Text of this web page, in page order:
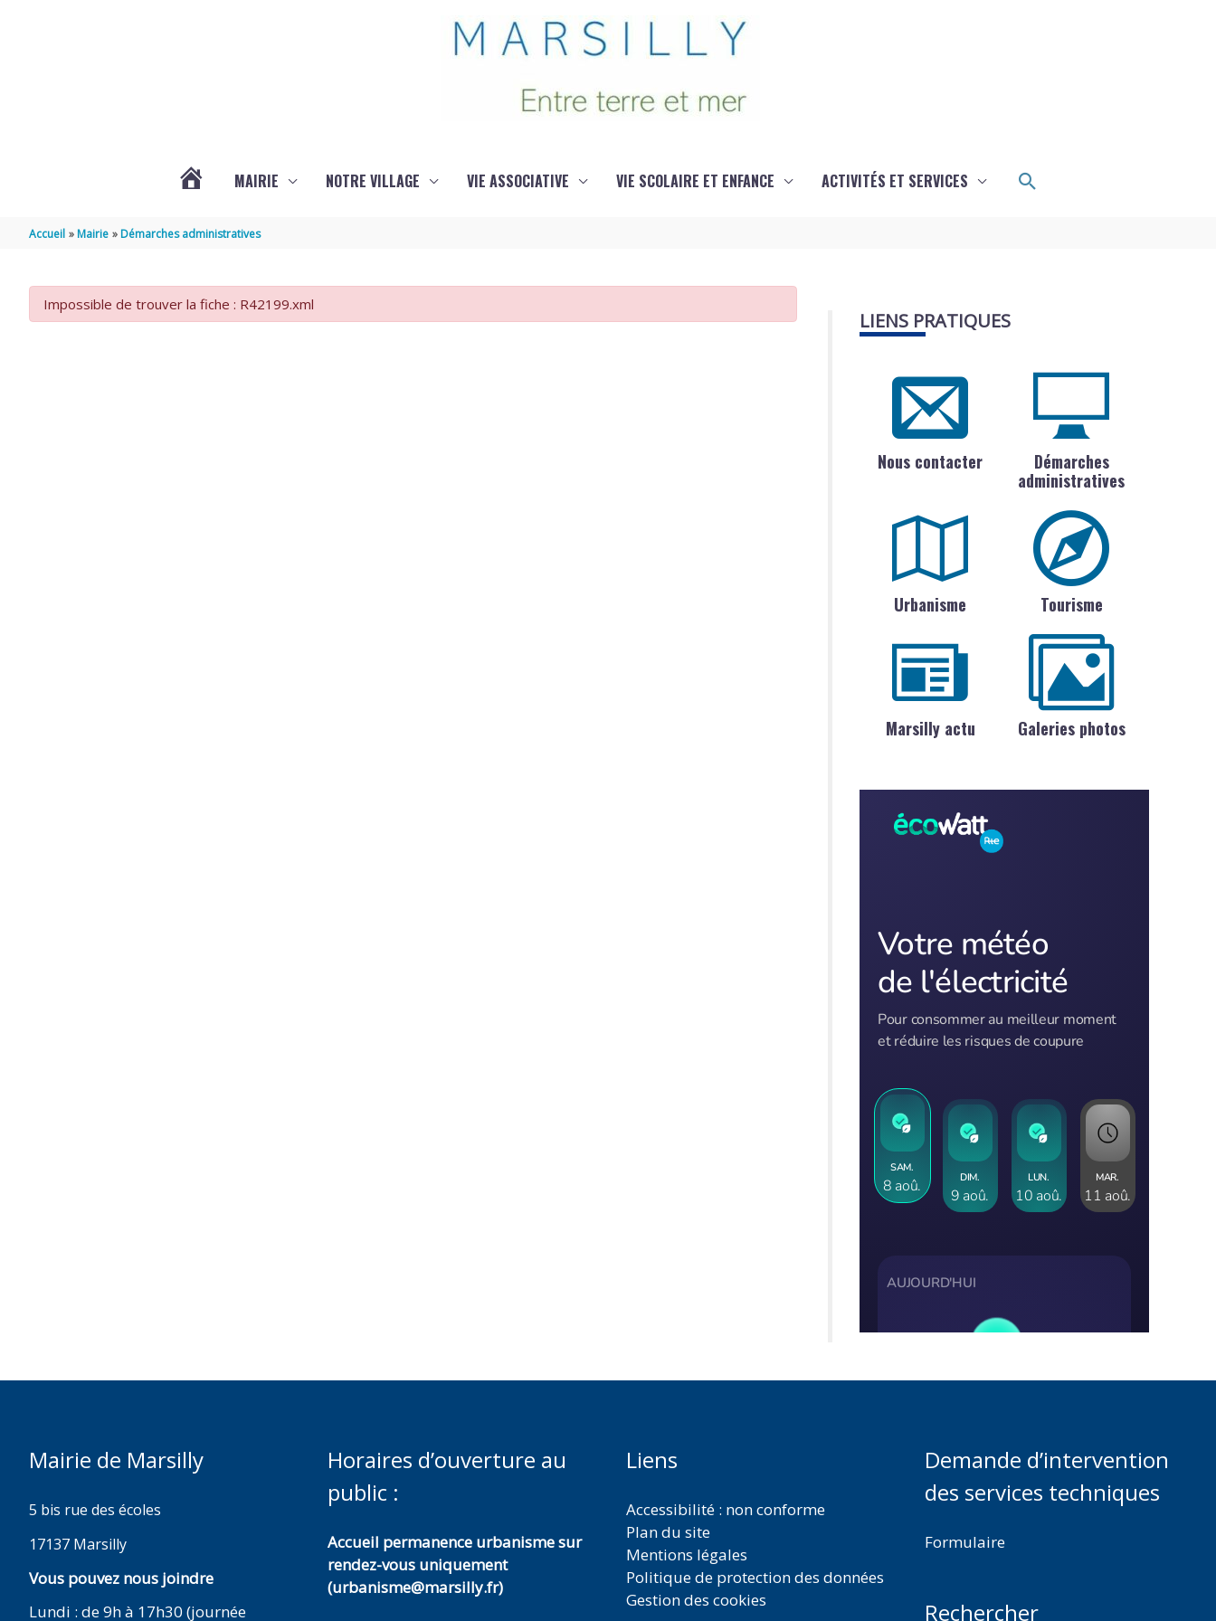
MARSILLY
MAIRIE NOTRE VILLAGE VIE ASSOCIATIVE VIE SCOLAIRE ET ENFANCE ACTIVITÉS ET SERVICES Rechercher
Accueil Mairie Démarches administratives
Impossible de trouver la fiche : R42199.xml
LIENS PRATIQUES
Nous contacter
Démarches
administratives
Urbanisme Tourisme
Marsilly actu Galeries photos
Mairie de Marsilly
5 bis rue des écoles
17137 Marsilly
Vous pouvez nous joindre
Lundi : de 9h à 17h30 (journée
Horaires d’ouverture au
public :
Accueil permanence urbanisme sur
rendez-vous uniquement
(urbanisme@marsilly.fr)
Liens
Accessibilité : non conforme
Plan du site
Mentions légales
Politique de protection des données
Gestion des cookies
Demande d’intervention
des services techniques
Formulaire
Rechercher